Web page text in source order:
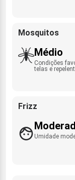
Mosquitos
Médio
Condições
telas e
Frizz
Umidade